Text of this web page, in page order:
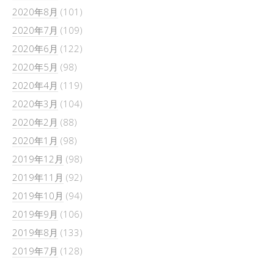
2020年8月 (101)
2020年7月 (109)
2020年6月 (122)
2020年5月 (98)
2020年4月 (119)
2020年3月 (104)
2020年2月 (88)
2020年1月 (98)
2019年12月 (98)
2019年11月 (92)
2019年10月 (94)
2019年9月 (106)
2019年8月 (133)
2019年7月 (128)